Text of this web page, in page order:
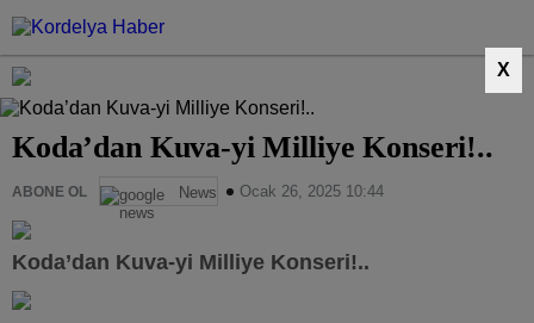
X
Koda’dan Kuva-yi Milliye Konseri!..
ABONE OL News Ocak 26, 2025 10:44
Koda’dan Kuva-yi Milliye Konseri!..